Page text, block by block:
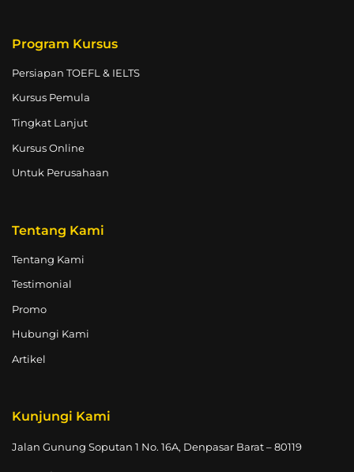
Program Kursus
Persiapan TOEFL & IELTS
Kursus Pemula
Tingkat Lanjut
Kursus Online
Untuk Perusahaan
Tentang Kami
Tentang Kami
Testimonial
Promo
Hubungi Kami
Artikel
Kunjungi Kami
Jalan Gunung Soputan 1 No. 16A, Denpasar Barat – 80119